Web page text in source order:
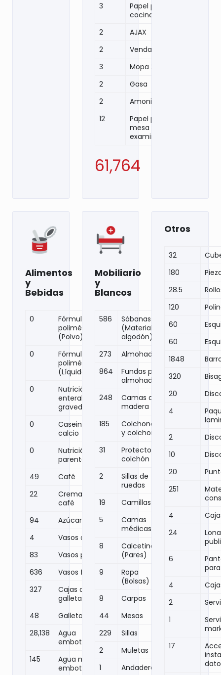
3
Papel para
cocina
2
AJAX
2
Venda
3
Mopa 36´´
2
Gasa
2
Amoniaco
12
Papel para
mesa de
examinación
61,764
Alimentos
y
Bebidas
0
Fórmula
polimérica
(Polvo)
0
Fórmula
polimérica
(Líquida)
0
Nutrición
enteral por
gravedad
0
Caseinato de
calcio
0
Nutrición
parenteral
49
Café
22
Crema para
café
94
Azúcar
4
Vasos carton
83
Vasos papel
636
Vasos foam
327
Cajas de
galletas
48
Galleta casera
28,138
Agua
embotellada
145
Agua mineral
embotellada
Mobiliario
y
Blancos
586
Sábanas
(Material
algodón)
273
Almohadas
864
Fundas para
almohadas
248
Camas de
madera
185
Colchonetas
y colchones
31
Protector
colchón
2
Sillas de
ruedas
19
Camillas
5
Camas
médicas
8
Calcetines
(Pares)
9
Ropa
(Bolsas)
8
Carpas
44
Mesas
229
Sillas
2
Muletas
1
Andaderas
Otros
32
180
28.5
120
60
60
1848
320
20
4
2
10
20
251
4
24
6
4
2
1
17